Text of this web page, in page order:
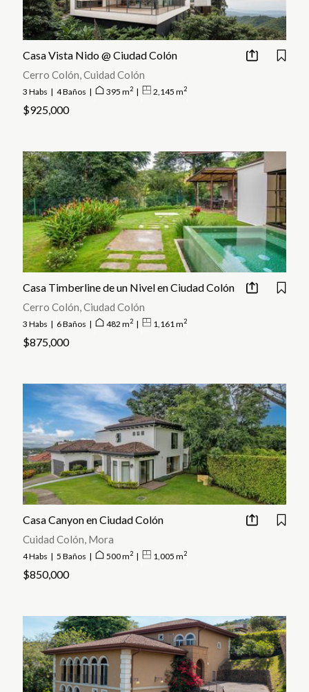
ambiente tranquilo separado de las áreas más concurridas pero cerca
de todo lo que pueda necesitar.
Casa Vista Nido @ Ciudad Colón
Cerro Colón, Cuidad Colón
3 Habs | 4 Baños | 395 m2 | 2,145 m2
$925,000
Casa Timberline de un Nivel en Ciudad Colón
Cerro Colón, Ciudad Colón
3 Habs | 6 Baños | 482 m2 | 1,161 m2
$875,000
Casa Canyon en Ciudad Colón
Cuidad Colón, Mora
4 Habs | 5 Baños | 500 m2 | 1,005 m2
$850,000